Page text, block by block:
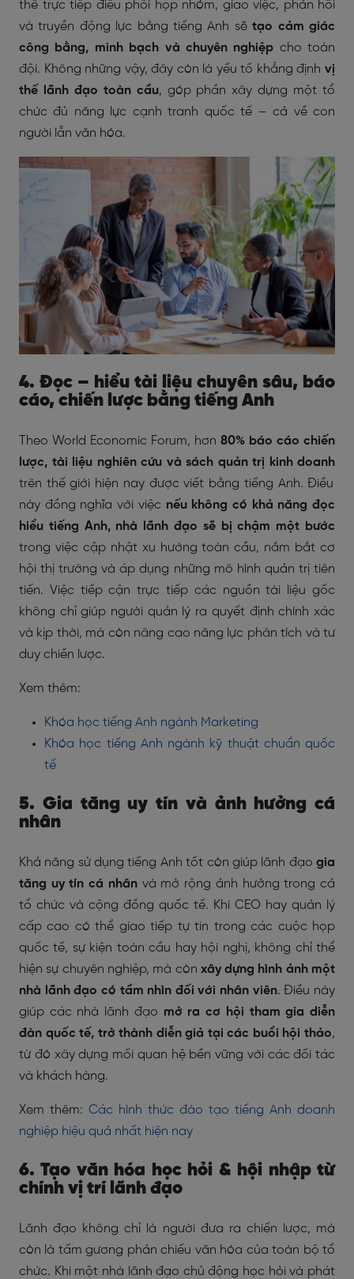
thể trực tiếp điều phối họp nhóm, giao việc, phản hồi
và truyền động lực bằng tiếng Anh sẽtạo cảm giác
công bằng, minh bạch và chuyên nghiệp cho toàn
đội. Không những vậy, đây còn là yếu tố khẳng định vị
thế lãnh đạo toàn cầu, góp phần xây dựng một tổ
chức đủ năng lực cạnh tranh quốc tế – cả về con
người lẫn văn hóa.
4. Đọc – hiểu tài liệu chuyên sâu, báo
cáo, chiến lược bằng tiếng Anh
Theo World Economic Forum, hơn 80% báo cáo chiến
lược, tài liệu nghiên cứu và sách quản trị kinh doanh
trên thế giới hiện nay được viết bằng tiếng Anh. Điều
này đồng nghĩa với việc nếu không có khả năng đọc
hiểu tiếng Anh, nhà lãnh đạo sẽ bị chậm một bước
trong việc cập nhật xu hướng toàn cầu, nắm bắt cơ
hội thị trường và áp dụng những mô hình quản trị tiên
tiến. Việc tiếp cận trực tiếp các nguồn tài liệu gốc
không chỉ giúp người quản lý ra quyết định chính xác
và kịp thời, mà còn nâng cao năng lực phân tích và tư
duy chiến lược.
Xem thêm:
Khóa học tiếng Anh ngành Marketing
Khóa học tiếng Anh ngành kỹ thuật chuẩn quốc
tế
5. Gia tăng uy tín và ảnh hưởng cá
nhân
Khả năng sử dụng tiếng Anh tốt còn giúp lãnh đạo gia
tăng uy tín cá nhânvà mở rộng ảnh hưởng trong cả
tổ chức và cộng đồng quốc tế. Khi CEO hay quản lý
cấp cao có thể giao tiếp tự tin trong các cuộc họp
quốc tế, sự kiện toàn cầu hay hội nghị, không chỉ thể
hiện sự chuyên nghiệp, mà còn xây dựng hình ảnh một
nhà lãnh đạo có tầm nhìn đối với nhân viên. Điều này
giúp các nhà lãnh đạo mở ra cơ hội tham gia diễn
đàn quốc tế, trở thành diễn giả tại các buổi hội thảo,
từ đó xây dựng mối quan hệ bền vững với các đối tác
và khách hàng.
Xem thêm: Các hình thức đào tạo tiếng Anh doanh
nghiệp hiệu quả nhất hiện nay
6. Tạo văn hóa học hỏi & hội nhập từ
chính vị trí lãnh đạo
Lãnh đạo không chỉ là người đưa ra chiến lược, mà
còn là tấm gương phản chiếu văn hóa của toàn bộ tổ
chức. Khi một nhà lãnh đạo chủ động học hỏi và phát